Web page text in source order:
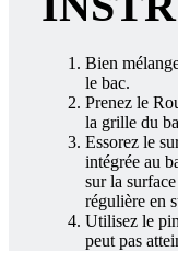
Bien
le bac.
Prenez le
la grille du
Essorez le
intégrée au
sur la
régulière en
Utilisez le
peut pas